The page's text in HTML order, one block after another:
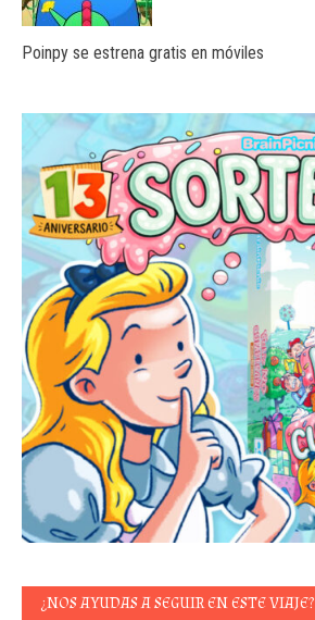
Poinpy se estrena gratis en móviles
¿NOS AYUDAS A SEGUIR EN ESTE VIAJE?